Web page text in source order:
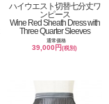
ハイウエスト切替七分丈ワ
ンピース
Wine Red Sheath Dress with
Three Quarter Sleeves
通常価格
39,000円(税別)